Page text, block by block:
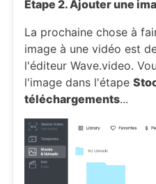
Etape 2. Ajouter une
La prochaine chose à
image à une vidéo est
l'éditeur Wave.video.
l'image dans l'étape
téléchargements...